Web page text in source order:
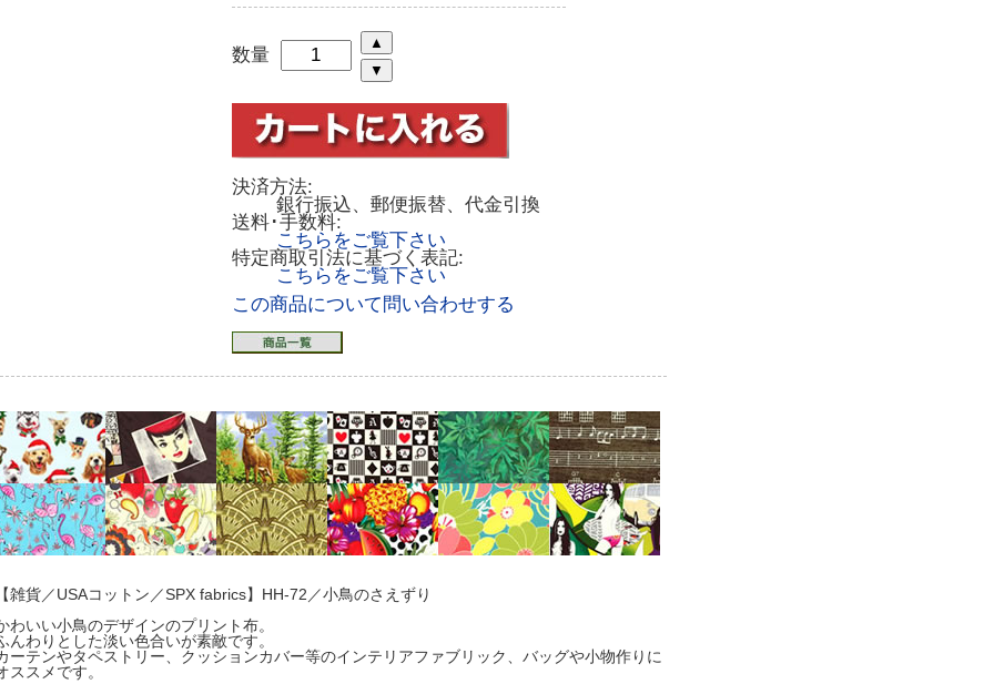
数量
決済方法:
銀行振込、郵便振替、代金引換
送料･手数料:
こちらをご覧下さい
特定商取引法に基づく表記:
こちらをご覧下さい
この商品について問い合わせする
雑貨／USAコットン／SPX fabrics】HH-72／小鳥のさえずり
わいい小鳥のデザインのプリント布。
んわりとした淡い色合いが素敵です。
ーテンやタペストリー、クッションカバー等のインテリアファブリック、バッグや小物作りに
ススメです。